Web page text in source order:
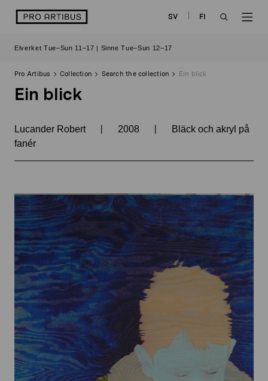
logo SV
FI
Elverket Tue–Sun 11–17 | Sinne Tue–Sun 12–17
Pro Artibus Collection Search the collection Ein blick
Ein blick
Lucander Robert | 2008 |
Bläck och akryl på
fanér